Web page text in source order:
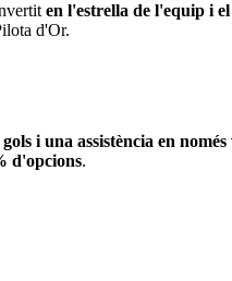
en l'estrella de l'equip i
d'Or.
gols i una assistència en
d'opcions.